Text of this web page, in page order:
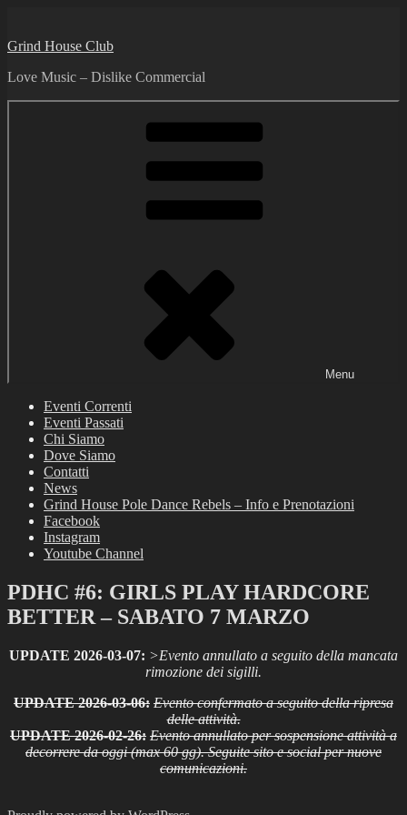
content
Grind House Club
Love Music – Dislike Commercial
Menu
Eventi Correnti
Eventi Passati
Chi Siamo
Dove Siamo
Contatti
News
Grind House Pole Dance Rebels – Info e Prenotazioni
Facebook
Instagram
Youtube Channel
PDHC #6: GIRLS PLAY HARDCORE
BETTER – SABATO 7 MARZO
UPDATE 2026-03-07: >Evento annullato a seguito della mancata
rimozione dei sigilli.
UPDATE 2026-03-06: Evento confermato a seguito della ripresa
delle attività.
UPDATE 2026-02-26: Evento annullato per sospensione attività a
decorrere da oggi (max 60 gg). Seguite sito e social per nuove
comunicazioni.